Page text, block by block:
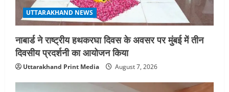
UTTARAKHAND NEWS
नाबार्ड ने राष्ट्रीय हथकरघा दिवस के अवसर पर मुंबई में तीन
दिवसीय प्रदर्शनी का आयोजन किया
Uttarakhand Print Media August 7, 2026